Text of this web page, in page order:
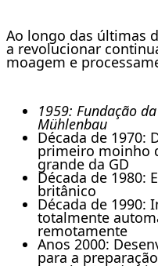
Ao longo das últimas
a revolucionar
moagem e
1959: Fundação
Mühlenbau
Década de 1970:
primeiro moinho
grande da GD
Década de 1980:
britânico
Década de 1990:
totalmente
remotamente
Anos 2000:
para a